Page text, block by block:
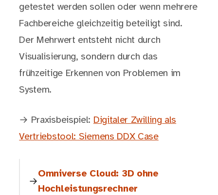
getestet werden sollen oder wenn mehrere
Fachbereiche gleichzeitig beteiligt sind.
Der Mehrwert entsteht nicht durch
Visualisierung, sondern durch das
frühzeitige Erkennen von Problemen im
System.
→ Praxisbeispiel: Digitaler Zwilling als
Vertriebstool: Siemens DDX Case
Omniverse Cloud: 3D ohne
Hochleistungsrechner